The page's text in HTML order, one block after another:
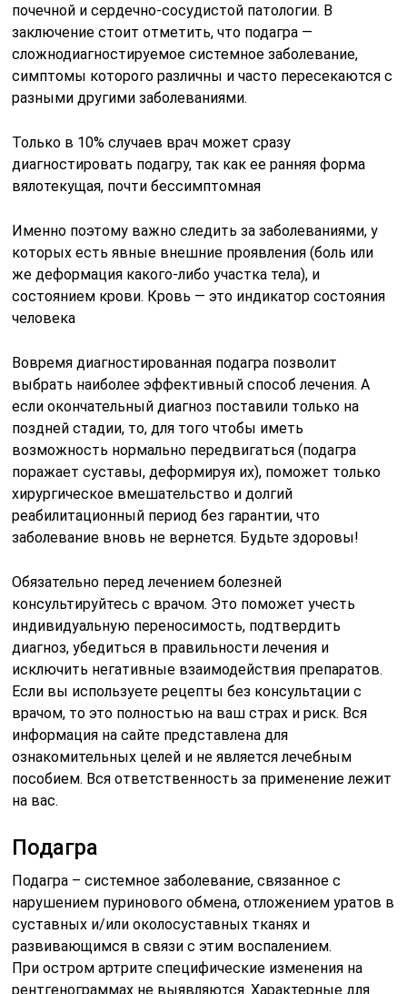
почечной и сердечно-сосудистой патологии. В
заключение стоит отметить, что подагра —
сложнодиагностируемое системное заболевание,
симптомы которого различны и часто пересекаются с
разными другими заболеваниями.
Только в 10% случаев врач может сразу
диагностировать подагру, так как ее ранняя форма
вялотекущая, почти бессимптомная
Именно поэтому важно следить за заболеваниями, у
которых есть явные внешние проявления (боль или
же деформация какого-либо участка тела), и
состоянием крови. Кровь — это индикатор состояния
человека
Вовремя диагностированная подагра позволит
выбрать наиболее эффективный способ лечения. А
если окончательный диагноз поставили только на
поздней стадии, то, для того чтобы иметь
возможность нормально передвигаться (подагра
поражает суставы, деформируя их), поможет только
хирургическое вмешательство и долгий
реабилитационный период без гарантии, что
заболевание вновь не вернется. Будьте здоровы!
Обязательно перед лечением болезней
консультируйтесь с врачом. Это поможет учесть
индивидуальную переносимость, подтвердить
диагноз, убедиться в правильности лечения и
исключить негативные взаимодействия препаратов.
Если вы используете рецепты без консультации с
врачом, то это полностью на ваш страх и риск. Вся
информация на сайте представлена для
ознакомительных целей и не является лечебным
пособием. Вся ответственность за применение лежит
на вас.
Подагра
Подагра – системное заболевание, связанное с
нарушением пуринового обмена, отложением уратов в
суставных и/или околосуставных тканях и
развивающимся в связи с этим воспалением.
При остром артрите специфические изменения на
рентгенограммах не выявляются. Характерные для